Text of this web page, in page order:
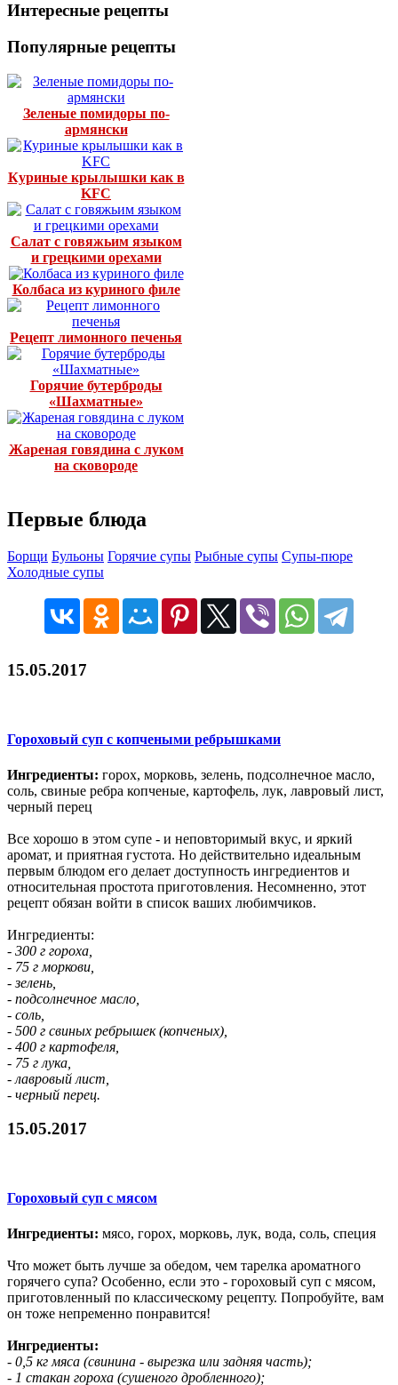
Интересные рецепты
Популярные рецепты
Зеленые помидоры по-
армянски
Куриные крылышки как в
KFC
Салат с говяжьим языком
и грецкими орехами
Колбаса из куриного филе
Рецепт лимонного печенья
Горячие бутерброды
«Шахматные»
Жареная говядина с луком
на сковороде
Первые блюда
Борщи Бульоны Горячие супы Рыбные супы Супы-пюре
Холодные супы
15.05.2017
Гороховый суп с копчеными ребрышками
Ингредиенты: горох, морковь, зелень, подсолнечное масло,
соль, свиные ребра копченые, картофель, лук, лавровый лист,
черный перец
Все хорошо в этом супе - и неповторимый вкус, и яркий
аромат, и приятная густота. Но действительно идеальным
первым блюдом его делает доступность ингредиентов и
относительная простота приготовления. Несомненно, этот
рецепт обязан войти в список ваших любимчиков.
Ингредиенты:
- 300 г гороха,
- 75 г моркови,
- зелень,
- подсолнечное масло,
- соль,
- 500 г свиных ребрышек (копченых),
- 400 г картофеля,
- 75 г лука,
- лавровый лист,
- черный перец.
15.05.2017
Гороховый суп с мясом
Ингредиенты: мясо, горох, морковь, лук, вода, соль, специя
Что может быть лучше за обедом, чем тарелка ароматного
горячего супа? Особенно, если это - гороховый суп с мясом,
приготовленный по классическому рецепту. Попробуйте, вам
он тоже непременно понравится!
Ингредиенты:
- 0,5 кг мяса (свинина - вырезка или задняя часть);
- 1 стакан гороха (сушеного дробленного);